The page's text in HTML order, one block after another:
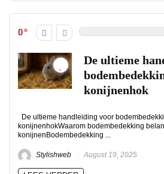
0
De ultieme
konijnenhok
De ultieme handleiding voor
konijnenhokWaarom bodembedekking
konijnenBodembedekking ...
Stylishweb August 19, 2025